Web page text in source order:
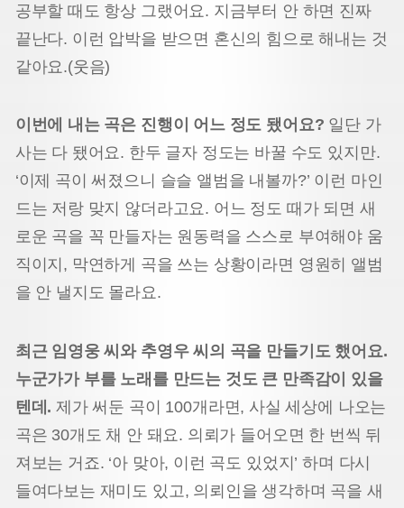
공부할 때도 항상 그랬어요. 지금부터 안 하면 진짜
끝난다. 이런 압박을 받으면 혼신의 힘으로 해내는 것
같아요.(웃음)
이번에 내는 곡은 진행이 어느 정도 됐어요? 일단 가
사는 다 됐어요. 한두 글자 정도는 바꿀 수도 있지만.
‘이제 곡이 써졌으니 슬슬 앨범을 내볼까?’ 이런 마인
드는 저랑 맞지 않더라고요. 어느 정도 때가 되면 새
로운 곡을 꼭 만들자는 원동력을 스스로 부여해야 움
직이지, 막연하게 곡을 쓰는 상황이라면 영원히 앨범
을 안 낼지도 몰라요.
최근 임영웅 씨와 추영우 씨의 곡을 만들기도 했어요.
누군가가 부를 노래를 만드는 것도 큰 만족감이 있을
텐데.제가 써둔 곡이 100개라면, 사실 세상에 나오는
곡은 30개도 채 안 돼요. 의뢰가 들어오면 한 번씩 뒤
져보는 거죠. ‘아 맞아, 이런 곡도 있었지’ 하며 다시
들여다보는 재미도 있고, 의뢰인을 생각하며 곡을 새